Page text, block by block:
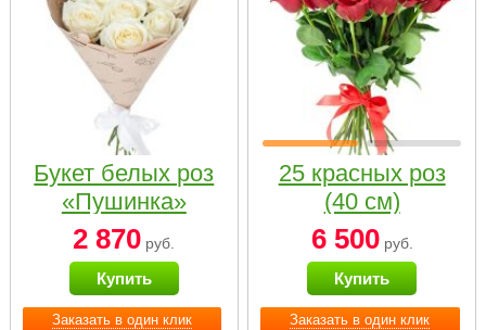
Заказать в один клик
Букет белых роз
«Пушинка»
2 870 руб.
Купить
Заказать в один клик
25 красных роз
(40 см)
6 500руб.
Купить